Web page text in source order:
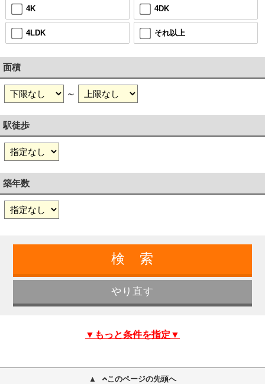
4K 4DK
4LDK それ以上
面積
～
駅徒歩
築年数
▼もっと条件を指定▼
このページの先頭へ